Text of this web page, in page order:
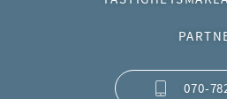
070-